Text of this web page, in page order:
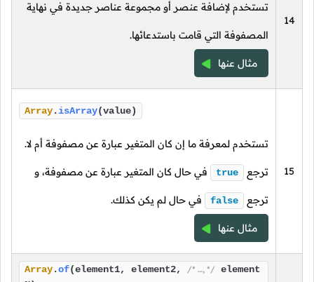
14
تستخدم لإضافة عنصر أو مجموعة عناصر جديدة في نهاية
المصفوفة التي قامت باستدعائها.
مثال عنها
15
Array.isArray(value)
تستخدم لمعرفة ما إن كان المتغير عبارة عن مصفوفة أم لا.
ترجع true في حال كان المتغير عبارة عن مصفوفة، و
ترجع false في حال لم يكن كذلك.
مثال عنها
Array.of(element1, element2, /* …, */ element